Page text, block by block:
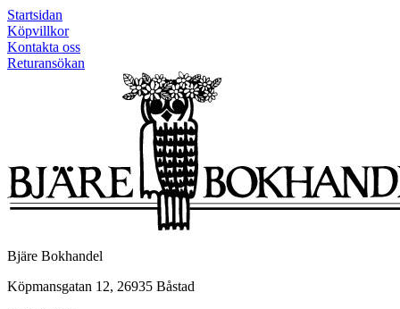
Startsidan
Köpvillkor
Kontakta oss
Returansökan
Bjäre Bokhandel
Köpmansgatan 12, 26935 Båstad